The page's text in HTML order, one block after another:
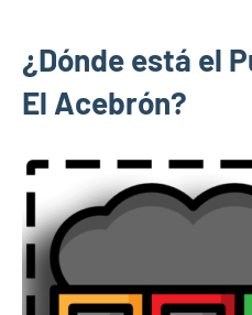
limpios en
municipios
de Cuenca
28,
2025
¿Dónde está el
El Acebrón?